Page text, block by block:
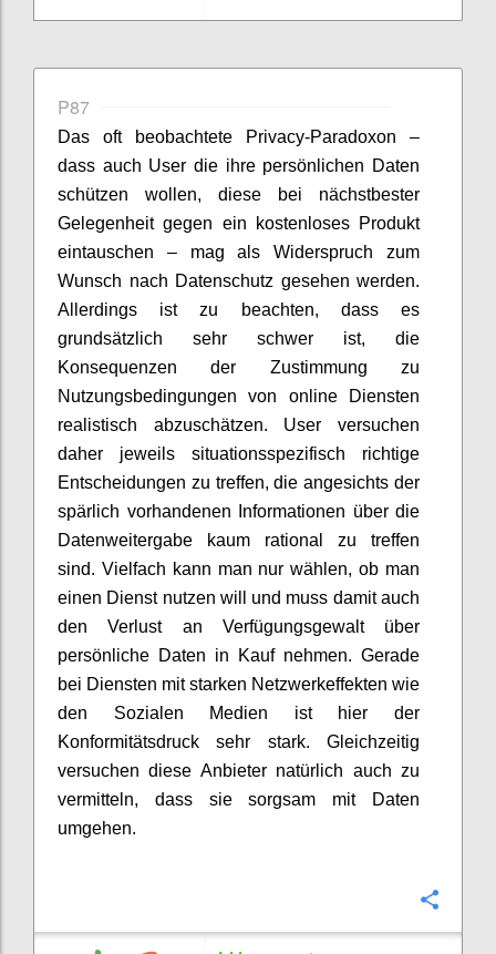
P87
Das oft beobachtete Privacy-Paradoxon –
dass auch User die ihre persönlichen Daten
schützen wollen, diese bei nächstbester
Gelegenheit gegen ein kostenloses Produkt
eintauschen – mag als Widerspruch zum
Wunsch nach Datenschutz gesehen werden.
Allerdings ist zu beachten, dass es
grundsätzlich sehr schwer ist, die
Konsequenzen der Zustimmung zu
Nutzungsbedingungen von online Diensten
realistisch abzuschätzen. User versuchen
daher jeweils situationsspezifisch richtige
Entscheidungen zu treffen, die angesichts der
spärlich vorhandenen Informationen über die
Datenweitergabe kaum rational zu treffen
sind. Vielfach kann man nur wählen, ob man
einen Dienst nutzen will und muss damit auch
den Verlust an Verfügungsgewalt über
persönliche Daten in Kauf nehmen. Gerade
bei Diensten mit starken Netzwerkeffekten wie
den Sozialen Medien ist hier der
Konformitätsdruck sehr stark. Gleichzeitig
versuchen diese Anbieter natürlich auch zu
vermitteln, dass sie sorgsam mit Daten
umgehen.